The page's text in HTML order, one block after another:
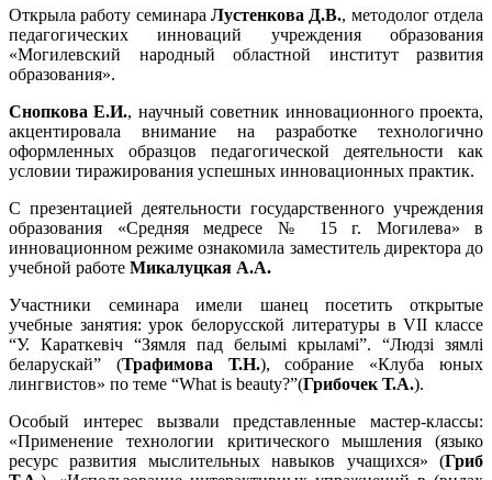
Открыла работу семинара Лустенкова Д.В., методолог отдела
педагогических инноваций учреждения образования
«Могилевский народный областной институт развития
образования».
Снопкова Е.И., научный советник инновационного проекта,
акцентировала внимание на разработке технологично
оформленных образцов педагогической деятельности как
условии тиражирования успешных инновационных практик.
С презентацией деятельности государственного учреждения
образования «Средняя медресе № 15 г. Могилева» в
инновационном режиме ознакомила заместитель директора до
учебной работе Микалуцкая А.А.
Участники семинара имели шанец посетить открытые
учебные занятия: урок белорусской литературы в VII классе
“У. Караткевіч “Зямля пад белымі крыламі”. “Людзі зямлі
беларускай” (Трафимова Т.Н.), собрание «Клуба юных
лингвистов» по теме “What is beauty?”(Грибочек Т.А.).
Особый интерес вызвали представленные мастер-классы:
«Применение технологии критического мышления (языко
ресурс развития мыслительных навыков учащихся» (Гриб